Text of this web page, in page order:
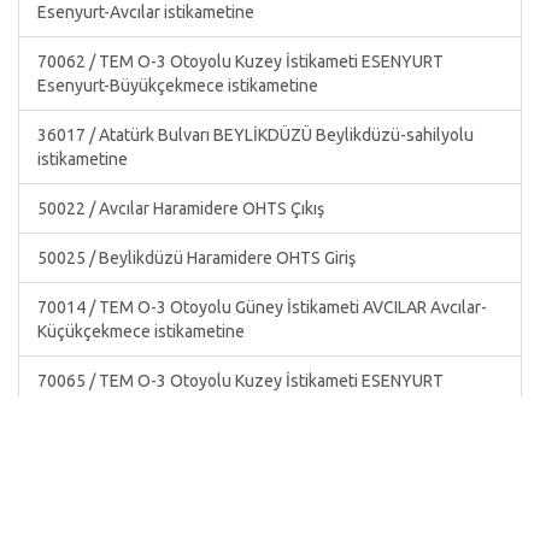
Esenyurt-Avcılar istikametine
70062 / TEM O-3 Otoyolu Kuzey İstikameti ESENYURT
Esenyurt-Büyükçekmece istikametine
36017 / Atatürk Bulvarı BEYLİKDÜZÜ Beylikdüzü-sahilyolu
istikametine
50022 / Avcılar Haramidere OHTS Çıkış
50025 / Beylikdüzü Haramidere OHTS Giriş
70014 / TEM O-3 Otoyolu Güney İstikameti AVCILAR Avcılar-
Küçükçekmece istikametine
70065 / TEM O-3 Otoyolu Kuzey İstikameti ESENYURT